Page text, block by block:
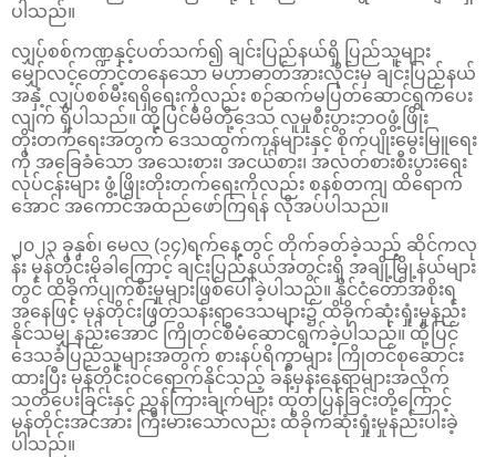
ပါသည်။
လျှပ်စစ်ကဏ္ဍနှင့်ပတ်သက်၍ ချင်းပြည်နယ်ရှိ ပြည်သူများ
မျှော်လင့်တောင့်တနေသော မဟာဓာတ်အားလိုင်းမှ ချင်းပြည်နယ်
အနှံ့ လျှပ်စစ်မီးရရှိရေးကိုလည်း စဉ်ဆက်မပြတ်ဆောင်ရွက်ပေး
လျက် ရှိပါသည်။ ထို့ပြင်မိမိတို့ဒေသ လူမှုစီးပွားဘဝဖွံ့ဖြိုး
တိုးတက်ရေးအတွက် ဒေသထွက်ကုန်များနှင့် စိုက်ပျိုးမွေးမြူရေး
ကို အခြေခံသော အသေးစား၊ အငယ်စား၊ အလတ်စားစီးပွားရေး
လုပ်ငန်းများ ဖွံ့ဖြိုးတိုးတက်ရေးကိုလည်း စနစ်တကျ ထိရောက်
အောင် အကောင်အထည်ဖော်ကြရန် လိုအပ်ပါသည်။
၂၀၂၃ ခုနှစ်၊ မေလ (၁၄)ရက်နေ့တွင် တိုက်ခတ်ခဲ့သည့် ဆိုင်ကလု
န်း မုန်တိုင်းမိုခါကြောင့် ချင်းပြည်နယ်အတွင်းရှိ အချို့မြို့နယ်များ
တွင် ထိခိုက်ပျက်စီးမှုများဖြစ်ပေါ်ခဲ့ပါသည်။ နိုင်ငံတော်အစိုးရ
အနေဖြင့် မုန်တိုင်းဖြတ်သန်းရာဒေသများ၌ ထိခိုက်ဆုံးရှုံးမှုနည်း
နိုင်သမျှ နည်းအောင် ကြိုတင်စီမံဆောင်ရွက်ခဲ့ပါသည်။ ထို့ပြင်
ဒေသခံပြည်သူများအတွက် စားနပ်ရိက္ခာများ ကြိုတင်စုဆောင်း
ထားပြီး မုန်တိုင်းဝင်ရောက်နိုင်သည့် ခန့်မှန်းနေရာများအလိုက်
သတိပေးခြင်းနှင့် ညွှန်ကြားချက်များ ထုတ်ပြန်ခြင်းတို့ကြောင့်
မုန်တိုင်းအင်အား ကြီးမားသော်လည်း ထိခိုက်ဆုံးရှုံးမှုနည်းပါးခဲ့
ပါသည်။